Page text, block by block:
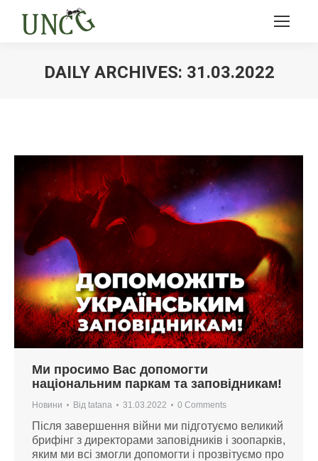
DAILY ARCHIVES: 31.03.2022
Ми просимо Вас допомогти
національним паркам та заповідникам!
Новини Від tatana 31.03.2022 0 Comments
Після завершення війни ми підготуємо великий
брифінг з директорами заповідників і зоопарків,
яким ми всі змогли допомогти і прозвітуємо про